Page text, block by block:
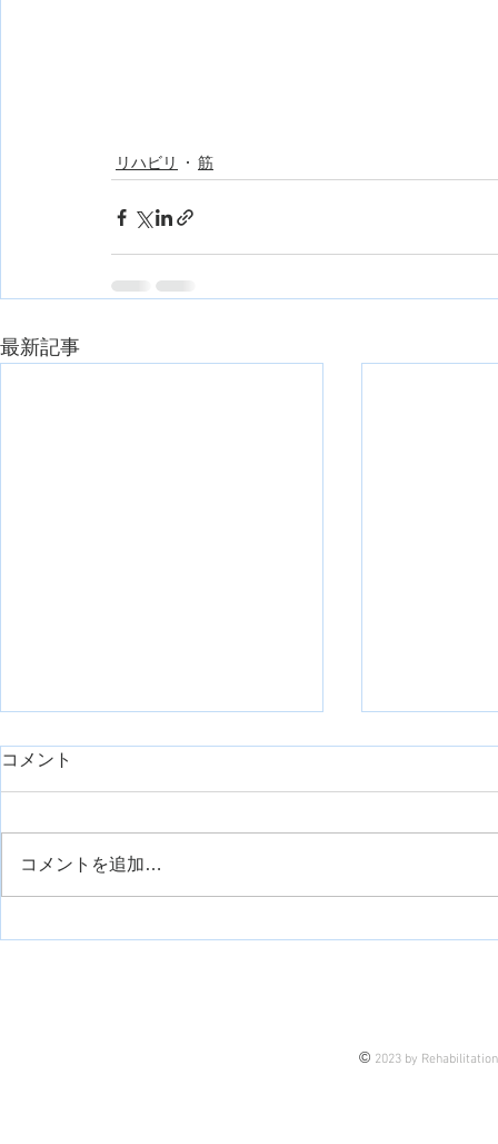
リハビリ 筋
最新記事
運動観察療法について
コメント
コメントを追加…
© 2023 by